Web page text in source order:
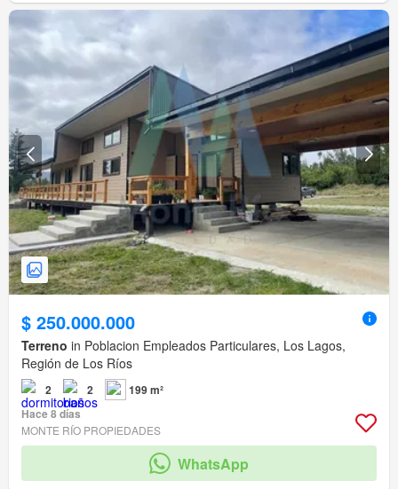
$ 250.000.000
Terreno in Poblacion Empleados Particulares, Los Lagos,
Región de Los Ríos
2 2
199 m²
Hace 8 días
MONTE RÍO PROPIEDADES
WhatsApp